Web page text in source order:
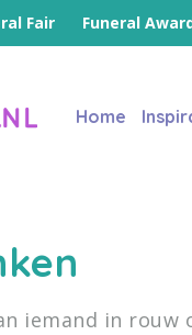
Fair Funeral
Home
iemand in